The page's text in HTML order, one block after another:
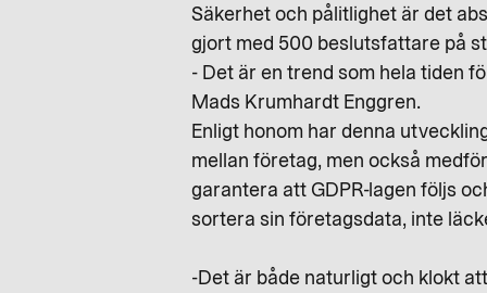
Säkerhet och pålitlighet är det
gjort med 500 beslutsfattare på
- Det är en trend som hela tiden
Mads Krumhardt Enggren.
Enligt honom har denna
mellan företag, men också
garantera att GDPR-lagen följs
sortera sin företagsdata, inte
-Det är både naturligt och klokt